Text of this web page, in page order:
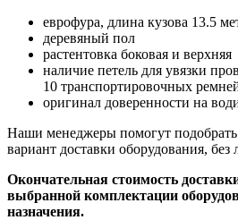
еврофура, длина кузова 13.5
деревяный пол
растентовка боковая и верхняя
наличие петель для увязки
10 транспортировочных
оригинал доверенности на
Наши менеджеры помогут
вариант доставки оборудования,
Окончательная стоимость
выбранной комплектации
назначения.